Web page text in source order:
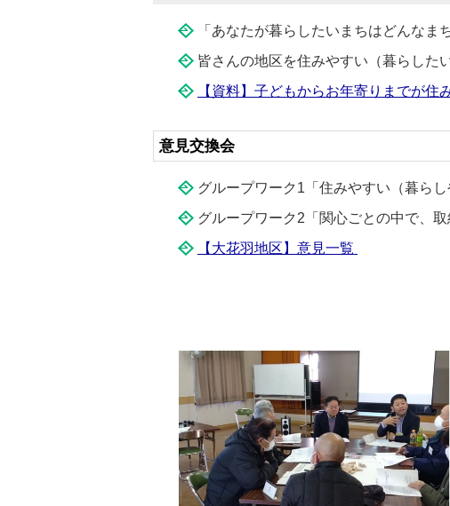
「あなたが暮らしたいまちはどんなま
皆さんの地区を住みやすい（暮らした
【資料】子どもからお年寄りまでが住
意見交換会
グループワーク1「住みやすい（暮ら
グループワーク2「関心ごとの中で、
【大花羽地区】意見一覧